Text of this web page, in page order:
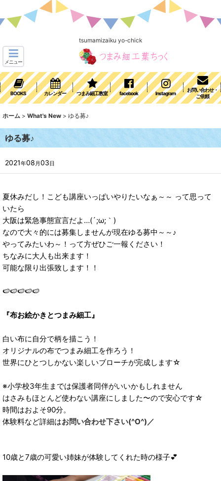
tsumamizaiku yo-chick
メニュー
BOOKS カレンダー つまみ細工教室 facebook Instagram
お問い合わせ・
ご依頼
ホーム > What's New > ゆる募♪
ゆる募♪
2021年08 月03日
夏休みだし！こども講座いっぱいやりたいなぁ～～ って思って
いたら
大阪は緊急事態宣言だよ…(´;ω;｀)
なので大々的には募集しませんが現在ゆる募中～～♪
やってみたいわ～！って方ぜひご一報ください！
ちなみに大人も出来ます！
可能な限り出張致します！！
🍉🍉🍉🍉🍉
『布お絵かきとつまみ細工』
白い布に自分で柄を描こう！
オリジナルの布でつまみ細工を作ろう！
世界にひとつしかない楽しいブローチが完成します☆
※小学校3年生までは保護者同伴がいいかもしれません
はさみもほとんど使わない講座にしました〜ので安心です☆
時間はおよそ90分。
体験料など詳細はお問い合わせ下さい(^O^)／
10歳と7歳の可愛い姉妹が体験してくれた時の様子💕